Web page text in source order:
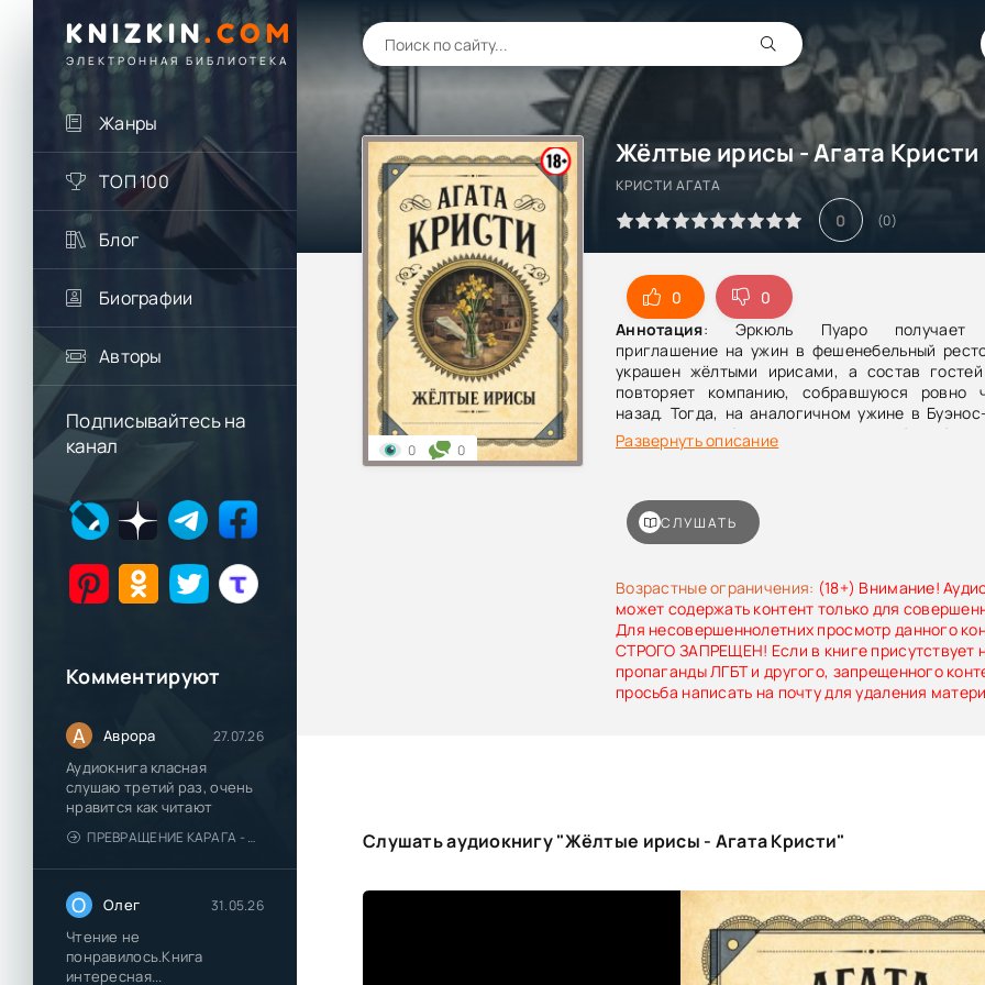
KNIZKIN. COM
ЭЛЕКТРОННАЯ БИБЛИОТЕКА
Жанры
ТОП 100
Блог
Биографии
Авторы
Подписывайтесь на
канал
Комментируют
А Аврора 27.07.26
Аудиокнига класная
слушаю третий раз, очень
нравится как читают
ПРЕВРАЩЕНИЕ КАРАГА - КАТЯ БРАНДИС
О Олег 31.05.26
Чтение не
понравилось.Книга
интересная...
Жёлтые ирисы - Агата Кристи
КРИСТИ АГАТА
0 (0)
0
0
Аннотация: Эркюль Пуаро получает
приглашение на ужин в фешенебельный
украшен жёлтыми ирисами, а состав
повторяет компанию, собравшуюся ровно
назад. Тогда, на аналогичном ужине в
загадочных обстоятельствах погибла
женщина. Её смерть сочли самоубийством, но
находится среди присутствующих. Пуаро
разгадать тайну прошлого прямо во время
пока убийца не нанёс новый удар.
Развернуть описание
Возрастные ограничения: (18+) Внимание!
может содержать контент только для
Для несовершеннолетних просмотр данного
СТРОГО ЗАПРЕЩЕН! Если в книге присутствует
пропаганды ЛГБТ и другого, запрещенного
просьба написать на почту для удаления
0 0
СЛУШАТЬ
Слушать аудиокнигу "Жёлтые ирисы - Агата Кристи"